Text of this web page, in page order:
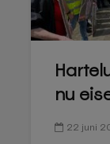
nu
22 juni